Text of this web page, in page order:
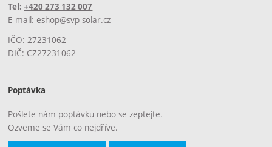
Tel:+420 273 132 007
E-mail: eshop@svp-solar.cz
IČO: 27231062
DIČ: CZ27231062
Poptávka
Pošlete nám poptávku nebo se zeptejte.
Ozveme se Vám co nejdříve.